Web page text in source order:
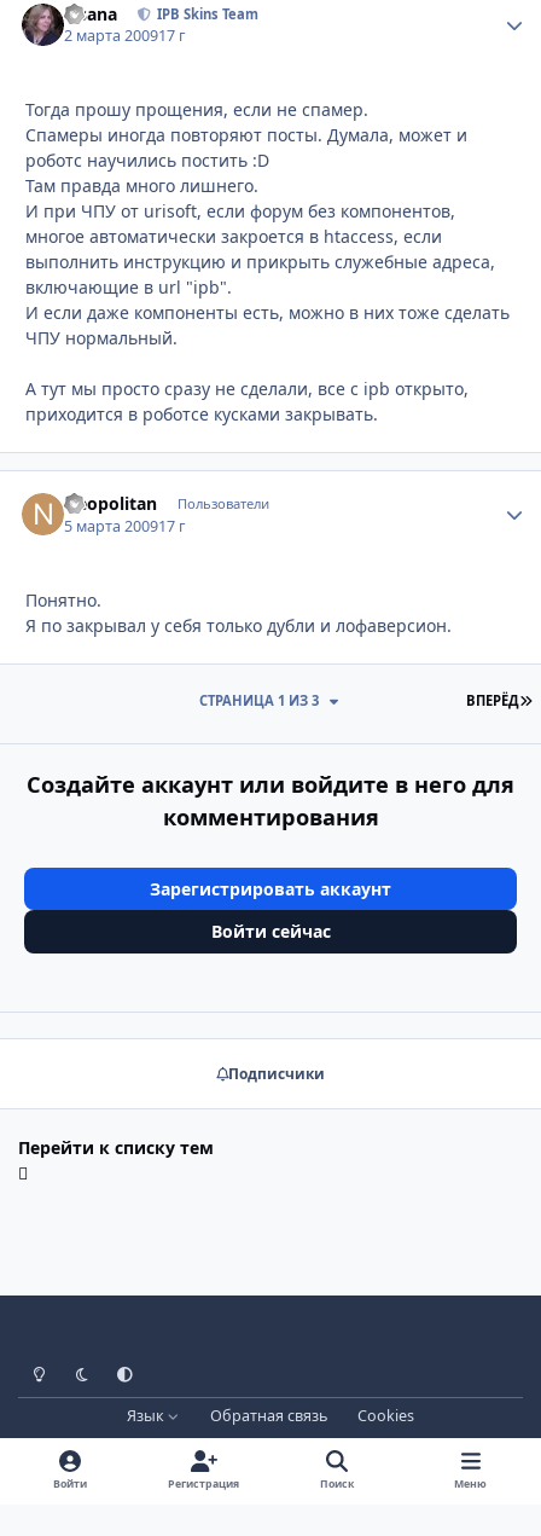
Fisana IPB Skins Team
2 марта 200917 г
Тогда прошу прощения, если не спамер.
Спамеры иногда повторяют посты. Думала, может и
роботс научились постить :D
Там правда много лишнего.
И при ЧПУ от urisoft, если форум без компонентов,
многое автоматически закроется в htaccess, если
выполнить инструкцию и прикрыть служебные адреса,
включающие в url "ipb".
И если даже компоненты есть, можно в них тоже сделать
ЧПУ нормальный.
А тут мы просто сразу не сделали, все с ipb открыто,
приходится в роботсе кусками закрывать.
Neopolitan Пользователи
5 марта 200917 г
Понятно.
Я по закрывал у себя только дубли и лофаверсион.
ВПЕРЁД
СТРАНИЦА 1 ИЗ 3
Создайте аккаунт или войдите в него для
комментирования
Зарегистрировать аккаунт
Войти сейчас
Подписчики
Перейти к списку тем
Светлый режим
Тёмный режим
Системные настройки
Язык Обратная связь
Cookies
Лицензия зарегистрирована на IPBSkins.ru
Powered by
Invision Community
Войти Регистрация Поиск Меню